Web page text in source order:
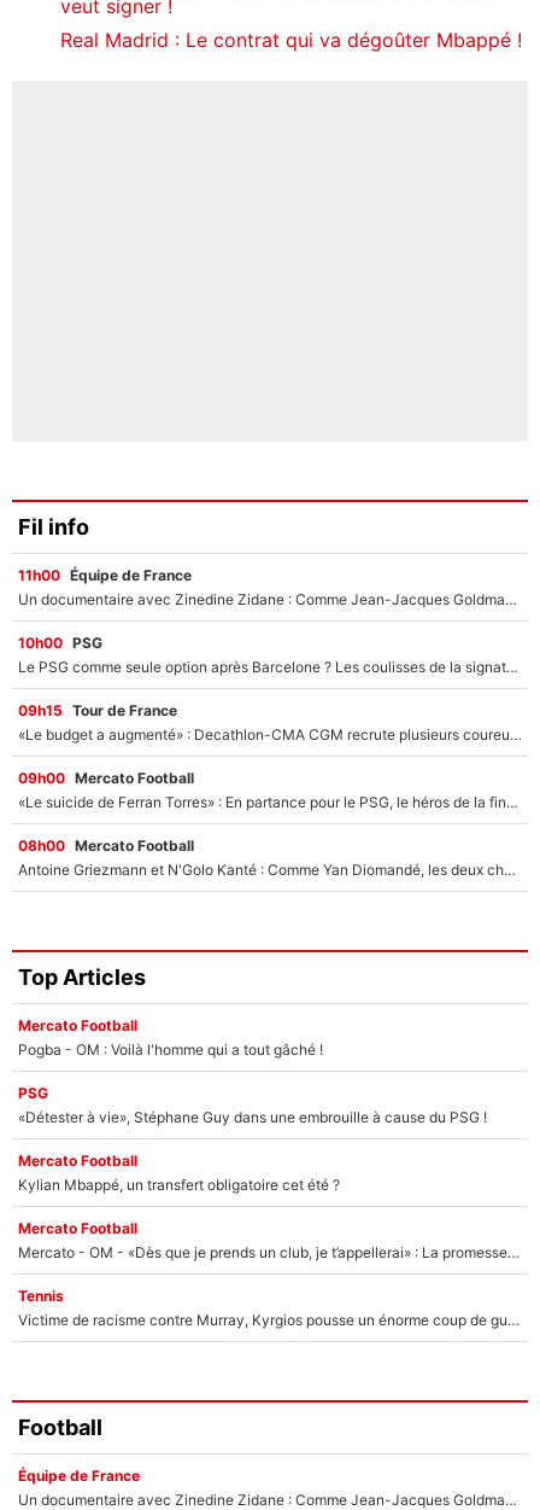
veut signer !
Real Madrid : Le contrat qui va dégoûter Mbappé !
Fil info
11h00 Équipe de France
Un documentaire avec Zinedine Zidane : Comme Jean-Jacques Goldman et Mylène Farmer, le nouveau sélectionneur de l'équipe de France a recalé une journaliste très connue
10h00 PSG
Le PSG comme seule option après Barcelone ? Les coulisses de la signature historique de Lionel Messi sont révélées au grand jour !
09h15 Tour de France
«Le budget a augmenté» : Decathlon-CMA CGM recrute plusieurs coureurs pour offrir à Paul Seixas une équipe pour gagner le Tour de France 2027
09h00 Mercato Football
«Le suicide de Ferran Torres» : En partance pour le PSG, le héros de la finale de la Coupe du monde s'attire les foudres de la presse espagnole !
08h00 Mercato Football
Antoine Griezmann et N'Golo Kanté : Comme Yan Diomandé, les deux champions du monde ont refusé de signer au PSG !
Top Articles
Mercato Football
Pogba - OM : Voilà l'homme qui a tout gâché !
PSG
«Détester à vie», Stéphane Guy dans une embrouille à cause du PSG !
Mercato Football
Kylian Mbappé, un transfert obligatoire cet été ?
Mercato Football
Mercato - OM - «Dès que je prends un club, je t’appellerai» : La promesse de Marcelino au moment de claquer la porte
Tennis
Victime de racisme contre Murray, Kyrgios pousse un énorme coup de gueule !
Football
Équipe de France
Un documentaire avec Zinedine Zidane : Comme Jean-Jacques Goldman et Mylène Farmer, le nouveau sélectionneur de l'équipe de France a recalé une journaliste très connue